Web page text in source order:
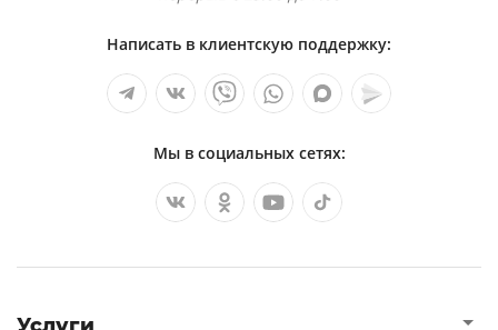
Написать в клиентскую поддержку:
Мы в социальных сетях: